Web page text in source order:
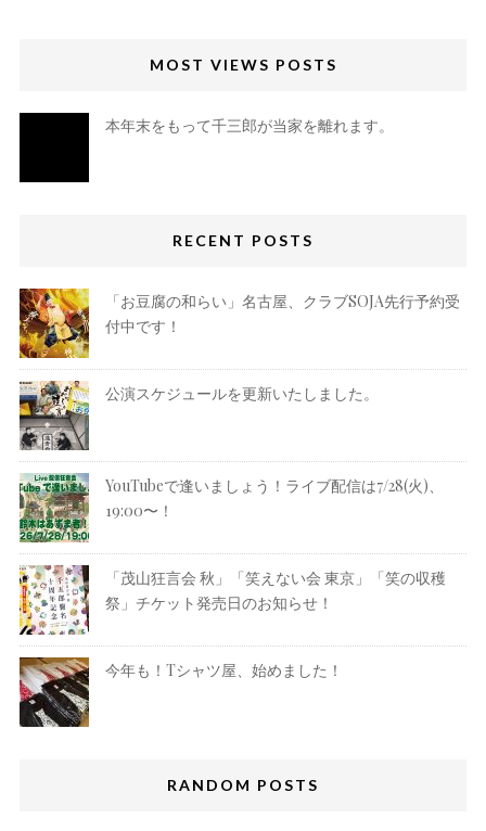
MOST VIEWS POSTS
本年末をもって千三郎が当家を離れます。
RECENT POSTS
「お豆腐の和らい」名古屋、クラブSOJA先行予約受
付中です！
公演スケジュールを更新いたしました。
YouTubeで逢いましょう！ライブ配信は7/28(火)、
19:00〜！
「茂山狂言会 秋」「笑えない会 東京」「笑の収穫
祭」チケット発売日のお知らせ！
今年も！Tシャツ屋、始めました！
RANDOM POSTS